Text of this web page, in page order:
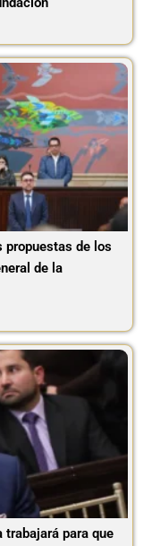
propuestas de los
de la
trabajará para que